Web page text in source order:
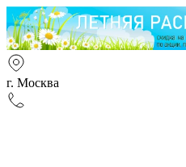
г. Москва